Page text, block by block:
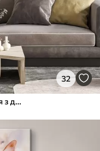
32
Абстрактна квіткова композиція з двох частин